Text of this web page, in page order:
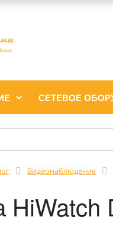
СЕТЕВОЕ
Видеонаблюдение